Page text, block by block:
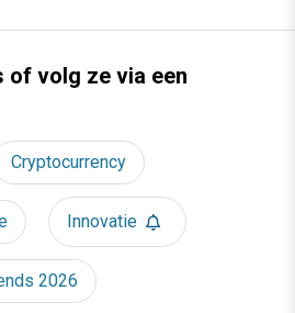
of volg ze via een
Cryptocurrency
Innovatie
2026